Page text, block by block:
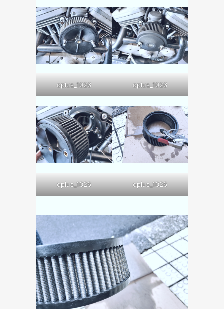
oplus_1026 oplus_1026
oplus_1026 oplus_1026